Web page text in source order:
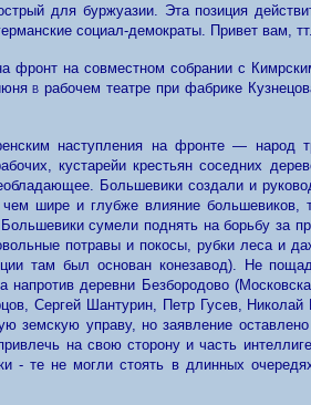
для буржуазии. Эта позиция
социал-демократы. Привет вам,
фронт на совместном собрании с
в рабочем театре при фабрике
наступления на фронте — народ
кустарейи крестьян соседних
Большевики создали и
чем шире и глубже влияние
сумели поднять на борьбу за
потравы и покосы, рубки леса и
там был основан конезавод). Не
деревни Безбородово
, Сергей Шантурин, Петр Гусев,
земскую управу, но заявление
на свою сторону и часть
- те не могли стоять в длинных